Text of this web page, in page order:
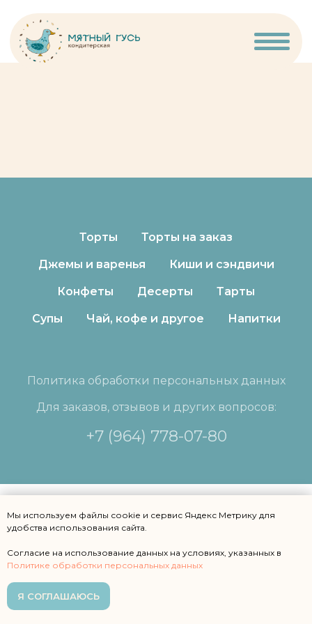
Мы используем файлы сооkіе и сервис Яндекс Метрику для
удобства использования сайта.
Согласие на использование данных на условиях, указанных в
Политике обработки персональных данных
Я СОГЛАШАЮСЬ
Торты Торты на заказ
Джемы и варенья Киши и сэндвичи
Конфеты Десерты Тарты
Супы Чай, кофе и другое Напитки
Политика обработки персональных данных
Для заказов, отзывов и других вопросов:
+7 (964) 778-07-80